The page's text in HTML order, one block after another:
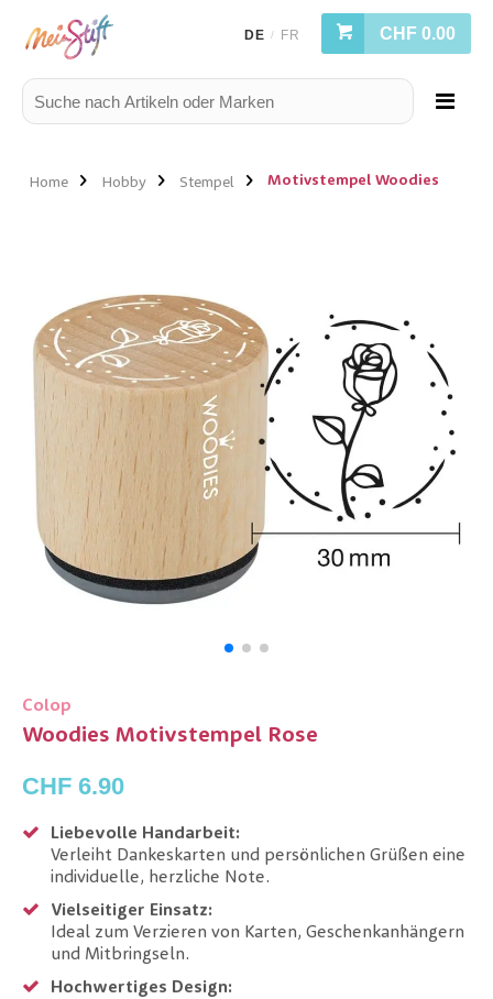
DE / FR CHF 0.00
Home Hobby Stempel Motivstempel Woodies
Colop
Woodies Motivstempel Rose
CHF 6.90
Liebevolle Handarbeit:
Verleiht Dankeskarten und persönlichen Grüßen eine
individuelle, herzliche Note.
Vielseitiger Einsatz:
Ideal zum Verzieren von Karten, Geschenkanhängern
und Mitbringseln.
Hochwertiges Design: